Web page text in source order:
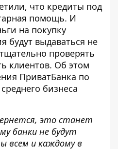
что кредиты под
помощь. И
на покупку
будут выдаваться не
проверять
клиентов. Об этом
ПриватБанка по
бизнеса
это станет
банки не будут
всем и каждому в